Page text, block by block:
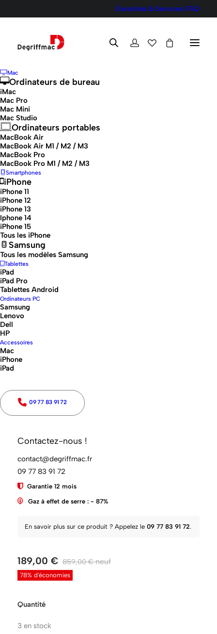
Garanties & Services FAQ
Mac
Ordinateurs de bureau
iMac
Mac Pro
Mac Mini
Mac Studio
Ordinateurs portables
MacBook Air
MacBook Air M1 / M2 / M3
MacBook Pro
MacBook Pro M1 / M2 / M3
Smartphones
iPhone
iPhone 11
iPhone 12
iPhone 13
Iphone 14
iPhone 15
Tous les iPhone
Samsung
Tous les modèles Samsung
Tablettes
iPad
iPad Pro
Tablettes Android
Ordinateurs PC
Samsung
Lenovo
Dell
HP
Accessoires
Mac
iPhone
iPad
09 77 83 91 72
Contactez-nous !
contact@degriffmac.fr
09 77 83 91 72
iPhone 12128 Go – Écran bord à bord
Bionicultra rapide, double appareil photo
ID,5G,recharge sans fil
Grade :Rebelle (ne suit pas les standards de beauté mais
tout aussi performant)
Garantie 12 mois
Gaz à effet de serre : - 87%
En savoir plus sur ce produit ? Appelez le 09 77 83 91 72.
189,00 € 859,00€
78% d'économies
Quantité
3 en stock